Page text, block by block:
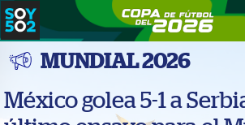
MUNDIAL 2026
México golea 5-1 a